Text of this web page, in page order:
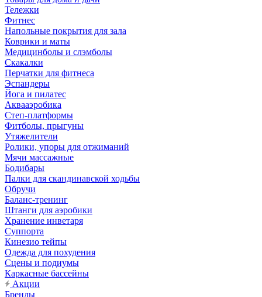
Тележки
Фитнес
Напольные покрытия для зала
Коврики и маты
Медицинболы и слэмболы
Скакалки
Перчатки для фитнеса
Эспандеры
Йога и пилатес
Аквааэробика
Степ-платформы
Фитболы, прыгуны
Утяжелители
Ролики, упоры для отжиманий
Мячи массажные
Бодибары
Палки для скандинавской ходьбы
Обручи
Баланс-тренинг
Штанги для аэробики
Хранение инветаря
Суппорта
Кинезио тейпы
Одежда для похудения
Сцены и подиумы
Каркасные бассейны
Акции
Бренды